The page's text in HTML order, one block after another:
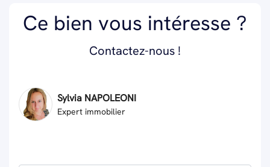
Ce bien vous intéresse ?
Contactez-nous !
Sylvia NAPOLEONI
Expert immobilier